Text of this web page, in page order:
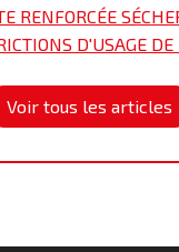
RENFORCÉE
D'USAGE DE
Voir tous les articles